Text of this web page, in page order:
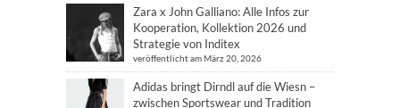
Zara x John Galliano: Alle Infos zur
Kooperation, Kollektion 2026 und
Strategie von Inditex
veröffentlicht am März 20, 2026
Adidas bringt Dirndl auf die Wiesn –
zwischen Sportswear und Tradition